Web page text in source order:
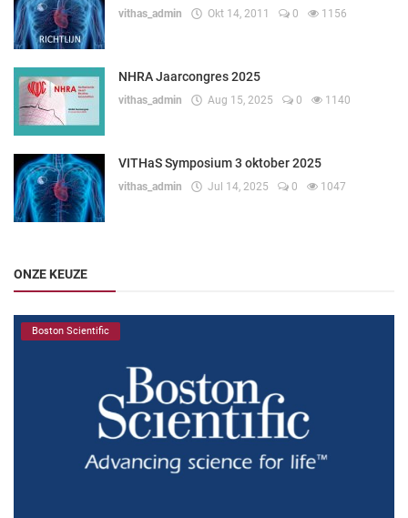
vithas_admin Okt 14, 2011 0 1156
NHRA Jaarcongres 2025
vithas_admin Aug 15, 2025 0 1140
VITHaS Symposium 3 oktober 2025
vithas_admin Jul 14, 2025 0 1047
ONZE KEUZE
Boston Scientific